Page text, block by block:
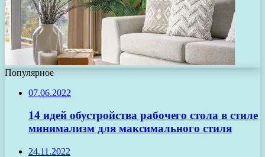
Популярное
07.06.2022
14 идей обустройства рабочего стола в стиле
минимализм для максимального стиля
24.11.2022